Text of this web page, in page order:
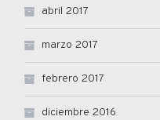
abril 2017
marzo 2017
febrero 2017
diciembre 2016